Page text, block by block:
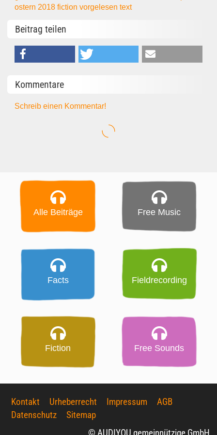
ostern 2018fictionvorgelesentext
Beitrag teilen
Kommentare
Schreib einen Kommentar!
Alle Beiträge Free Music
Facts Fieldrecording
Fiction Free Sounds
Kontakt Urheberrecht Impressum
AGB
Datenschutz
Sitemap
© AUDIYOU gemeinnützige GmbH